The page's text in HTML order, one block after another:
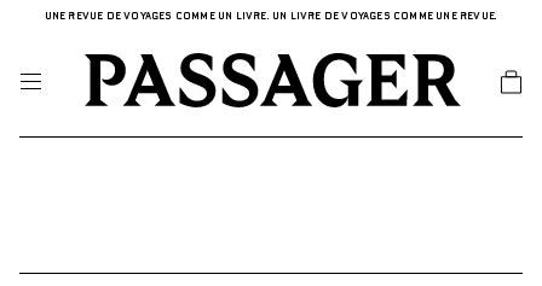
UNE REVUE DE VOYAGES COMME UN LIVRE. UN LIVRE DE VOYAGES COMME UNE REVUE.